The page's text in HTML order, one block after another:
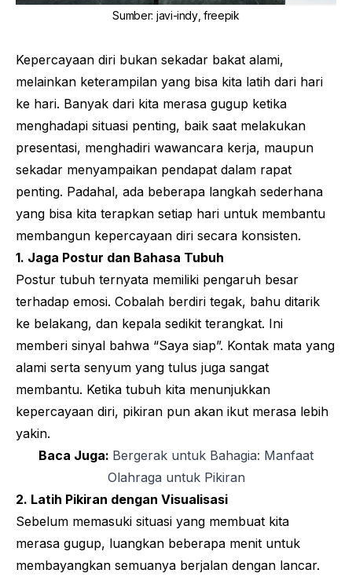
Sumber: javi-indy,freepik
Kepercayaan diri bukan sekadar bakat alami,
melainkan keterampilan yang bisa kita latih dari hari
ke hari. Banyak dari kita merasa gugup ketika
menghadapi situasi penting, baik saat melakukan
presentasi, menghadiri wawancara kerja, maupun
sekadar menyampaikan pendapat dalam rapat
penting. Padahal, ada beberapa langkah sederhana
yang bisa kita terapkan setiap hari untuk membantu
membangun kepercayaan diri secara konsisten.
1. Jaga Postur dan Bahasa Tubuh
Postur tubuh ternyata memiliki pengaruh besar
terhadap emosi. Cobalah berdiri tegak, bahu ditarik
ke belakang, dan kepala sedikit terangkat. Ini
memberi sinyal bahwa “Saya siap”. Kontak mata yang
alami serta senyum yang tulus juga sangat
membantu. Ketika tubuh kita menunjukkan
kepercayaan diri, pikiran pun akan ikut merasa lebih
yakin.
Baca Juga: Bergerak untuk Bahagia: Manfaat
Olahraga untuk Pikiran
2. Latih Pikiran dengan Visualisasi
Sebelum memasuki situasi yang membuat kita
merasa gugup, luangkan beberapa menit untuk
membayangkan semuanya berjalan dengan lancar.